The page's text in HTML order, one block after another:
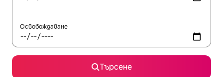
Освобождаване
Търсене